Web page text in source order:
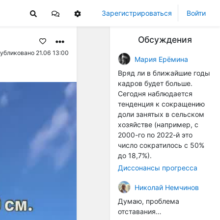
Зарегистрироваться Войти
21.06 13:00
Обсуждения
Мария Ерёмина
Вряд ли в ближайшие годы
кадров будет больше.
Сегодня наблюдается
тенденция к сокращению
доли занятых в сельском
хозяйстве (например, с
2000-го по 2022-й это
число сократилось с 50%
до 18,7%).
Диссонансы прогресса
Николай Немчинов
Думаю, проблема
отставания